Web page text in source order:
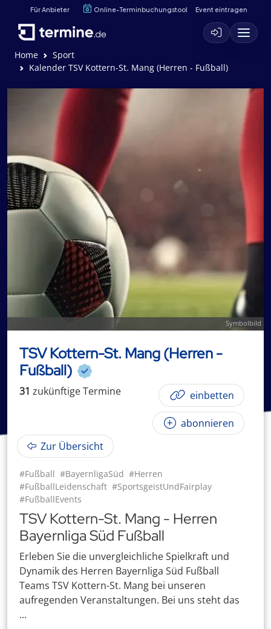
Für Anbieter Online-Terminbuchungstool Event eintragen
Home
Sport
Kalender TSV Kottern-St. Mang (Herren - Fußball)
Symbolbild
TSV Kottern-St. Mang (Herren -
Fußball)
31 zukünftigeTermine einbetten
abonnieren
Zur Übersicht
#Fußball #BayernligaSüd #Herren
#FußballLeidenschaft #SportsgeistUndFairplay
#FußballEvents
TSV Kottern-St. Mang - Herren
Bayernliga Süd Fußball
Erleben Sie die unvergleichliche Spielkraft und
Dynamik des Herren Bayernliga Süd Fußball
Teams TSV Kottern-St. Mang bei unseren
aufregenden Veranstaltungen. Bei uns steht das
...